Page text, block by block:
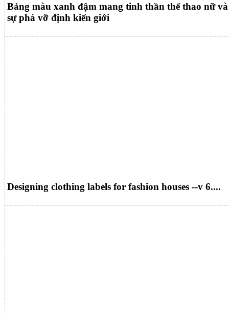
Bảng màu xanh đậm mang tinh thần thể thao nữ và
sự phá vỡ định kiến giới
Designing clothing labels for fashion houses --v 6....